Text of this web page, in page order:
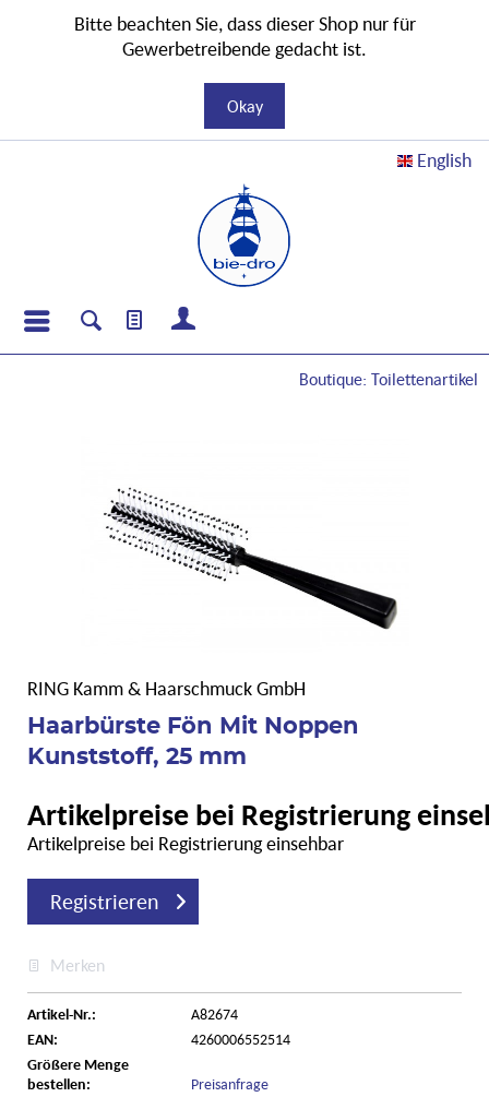
English
Boutique: Toilettenartikel
RING Kamm & Haarschmuck GmbH
Haarbürste Fön Mit Noppen
Kunststoff, 25 mm
Artikelpreise bei Registrierung
Artikelpreise bei Registrierung einsehbar
Registrieren
Merken
Artikel-Nr.:
A82674
EAN:
4260006552514
Größere Menge
bestellen:
Preisanfrage
Bitte beachten Sie, dass dieser Shop nur für
Gewerbetreibende gedacht ist.
Okay